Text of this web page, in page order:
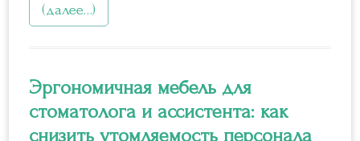
(далее…)
Эргономичная мебель для
стоматолога и ассистента: как
снизить утомляемость персонала